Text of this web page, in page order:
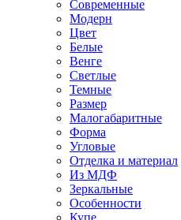
Современные
Модерн
Цвет
Белые
Венге
Светлые
Темные
Размер
Малогабаритные
Форма
Угловые
Отделка и материал
Из МДФ
Зеркальные
Особенности
Купе